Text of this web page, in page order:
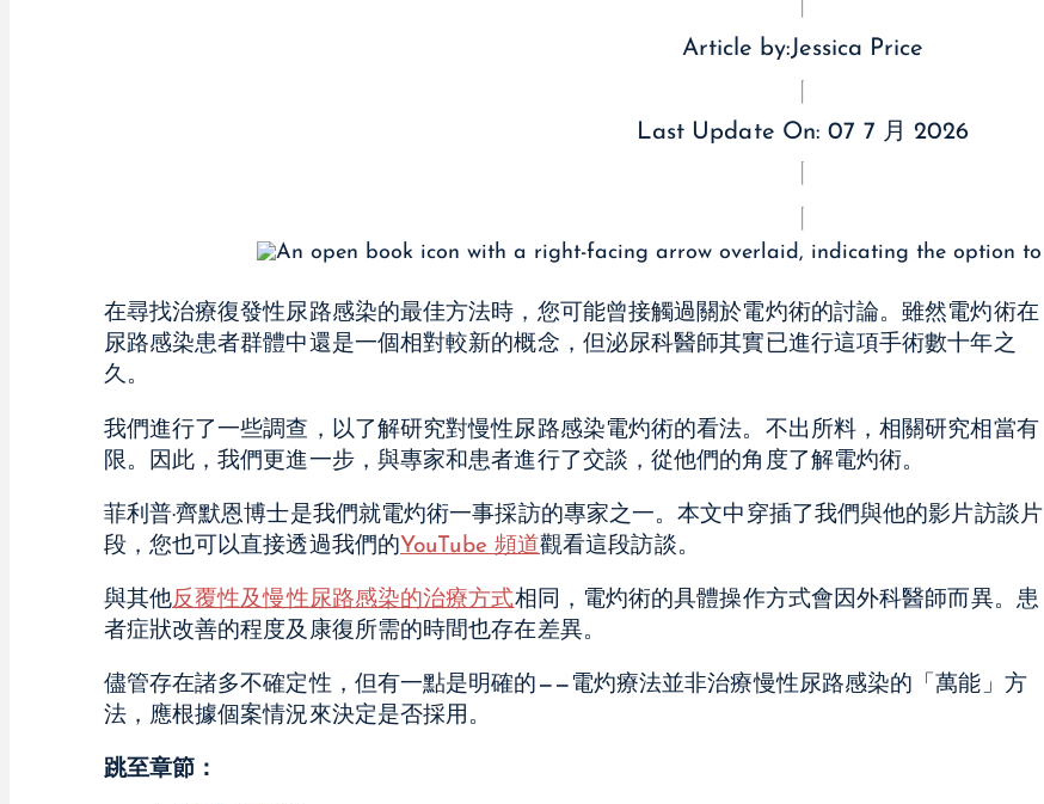
Article by:Jessica Price
Last Update On:07 7 月 2026
在尋找治療復發性尿路感染的最佳方法時，您可能曾接觸過關於電灼術的討論。雖然電灼術在
尿路感染患者群體中還是一個相對較新的概念，但泌尿科醫師其實已進行這項手術數十年之
久。
我們進行了一些調查，以了解研究對慢性尿路感染電灼術的看法。不出所料，相關研究相當有
限。因此，我們更進一步，與專家和患者進行了交談，從他們的角度了解電灼術。
菲利普·齊默恩博士是我們就電灼術一事採訪的專家之一。本文中穿插了我們與他的影片訪談片
段，您也可以直接透過我們的YouTube 頻道觀看這段訪談。
與其他反覆性及慢性尿路感染的治療方式相同，電灼術的具體操作方式會因外科醫師而異。患
者症狀改善的程度及康復所需的時間也存在差異。
儘管存在諸多不確定性，但有一點是明確的——電灼療法並非治療慢性尿路感染的「萬能」方
法，應根據個案情況來決定是否採用。
跳至章節：